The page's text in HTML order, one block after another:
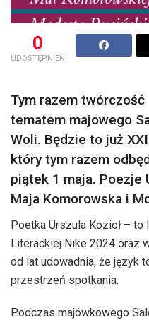
0
UDOSTĘPNIEŃ
Tym razem
tematem majowego
Woli. Będzie to już
który tym razem
piątek 1 maja. Poezje
Maja Komorowska i
Poetka Urszula Kozioł –
Literackiej Nike 2024 oraz
od lat udowadnia, że język
przestrzeń spotkania.
Podczas majówkowego